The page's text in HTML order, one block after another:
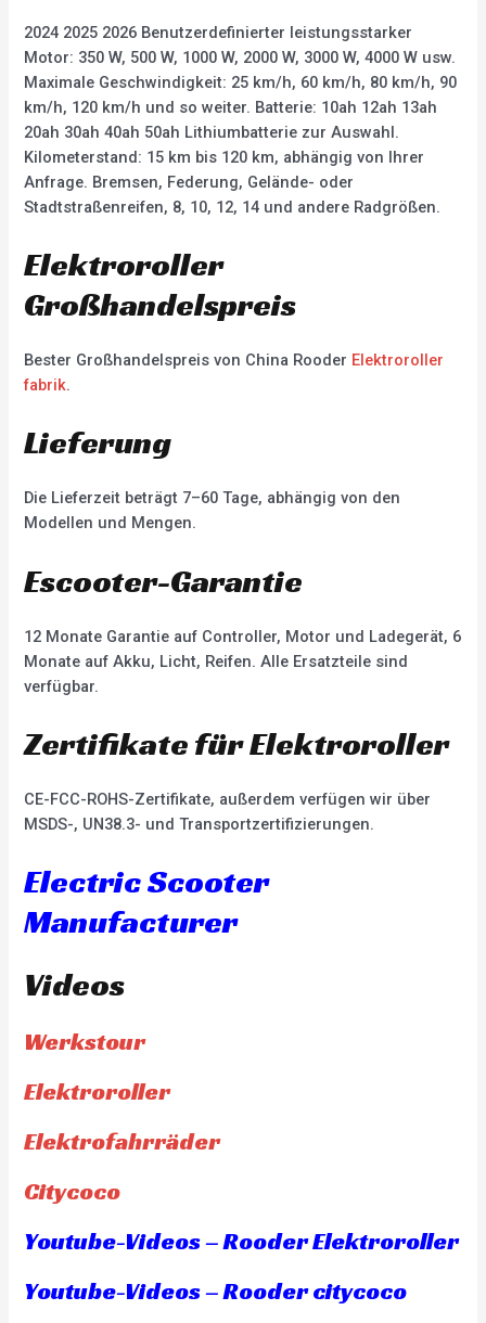
2024 2025 2026 Benutzerdefinierter leistungsstarker
Motor: 350 W, 500 W, 1000 W, 2000 W, 3000 W, 4000 W usw.
Maximale Geschwindigkeit: 25 km/h, 60 km/h, 80 km/h, 90
km/h, 120 km/h und so weiter. Batterie: 10ah 12ah 13ah
20ah 30ah 40ah 50ah Lithiumbatterie zur Auswahl.
Kilometerstand: 15 km bis 120 km, abhängig von Ihrer
Anfrage. Bremsen, Federung, Gelände- oder
Stadtstraßenreifen, 8, 10, 12, 14 und andere Radgrößen.
Elektroroller
Großhandelspreis
Bester Großhandelspreis von China Rooder Elektroroller
fabrik.
Lieferung
Die Lieferzeit beträgt 7–60 Tage, abhängig von den
Modellen und Mengen.
Escooter-Garantie
12 Monate Garantie auf Controller, Motor und Ladegerät, 6
Monate auf Akku, Licht, Reifen. Alle Ersatzteile sind
verfügbar.
Zertifikate für Elektroroller
CE-FCC-ROHS-Zertifikate, außerdem verfügen wir über
MSDS-, UN38.3- und Transportzertifizierungen.
Electric Scooter
Manufacturer
Videos
Werkstour
Elektroroller
Elektrofahrräder
Citycoco
Youtube-Videos – Rooder Elektroroller
Youtube-Videos – Rooder citycoco